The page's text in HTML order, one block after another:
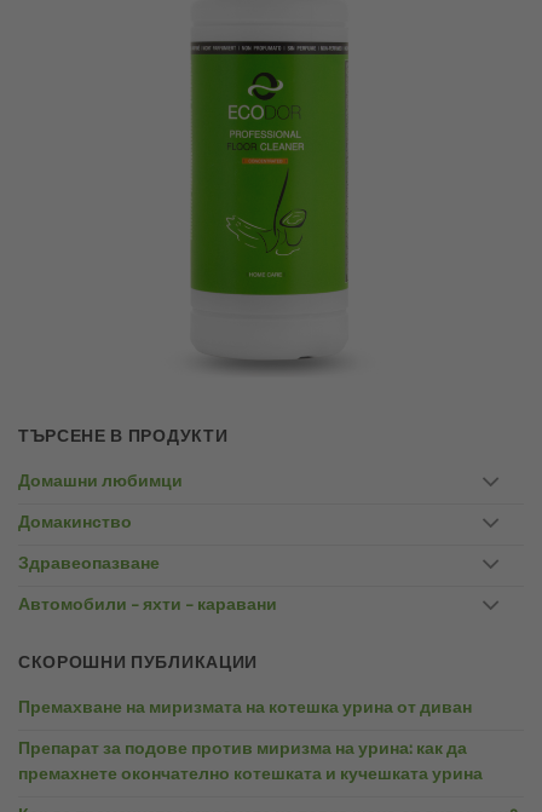
ТЪРСЕНЕ В ПРОДУКТИ
Домашни любимци
Домакинство
Здравеопазване
Автомобили – яхти – каравани
СКОРОШНИ ПУБЛИКАЦИИ
Премахване на миризмата на котешка урина от диван
Препарат за подове против миризма на урина: как да
премахнете окончателно котешката и кучешката урина